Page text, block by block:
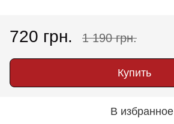
720 грн. 1 190 грн.
Купить
В избранное